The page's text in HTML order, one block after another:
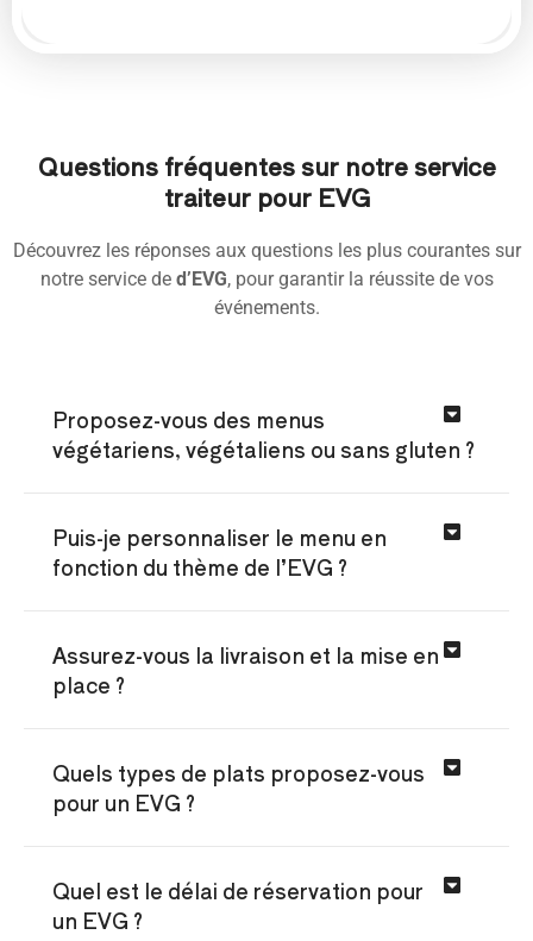
Questions fréquentes sur notre service
traiteur pour EVG
Découvrez les réponses aux questions les plus courantes sur
notre service de d’EVG, pour garantir la réussite de vos
événements.
Proposez-vous des menus
végétariens, végétaliens ou sans gluten ?
Puis-je personnaliser le menu en
fonction du thème de l’EVG ?
Assurez-vous la livraison et la mise en
place ?
Quels types de plats proposez-vous
pour un EVG ?
Quel est le délai de réservation pour
un EVG ?